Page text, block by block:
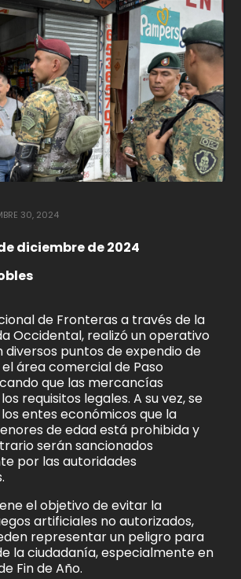
30, 2024
diciembre de 2024
de Fronteras a través de la
Occidental, realizó un operativo
puntos de expendio de
área comercial de Paso
que las mercancías
requisitos legales. A su vez, se
entes económicos que la
de edad está prohibida y
serán sancionados
por las autoridades
el objetivo de evitar la
artificiales no autorizados,
representar un peligro para
la ciudadanía, especialmente en
Fin de Año.